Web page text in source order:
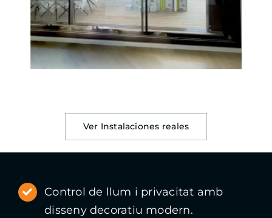
Ver Instalaciones reales
Control de llum i privacitat amb
disseny decoratiu modern.